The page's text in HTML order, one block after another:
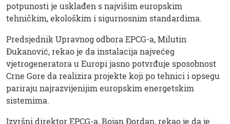
potpunosti je usklađen s najvišim europskim
tehničkim, ekološkim i sigurnosnim standardima.
Predsjednik Upravnog odbora EPCG-a, Milutin
Đukanović, rekao je da instalacija najvećeg
vjetrogeneratora u Europi jasno potvrđuje sposobnost
Crne Gore da realizira projekte koji po tehnici i opsegu
pariraju najrazvijenijim europskim energetskim
sistemima.
Izvršni direktor EPCG-a, Bojan Đordan, rekao je da je